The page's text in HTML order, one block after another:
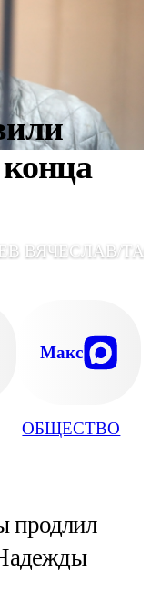
ОБЩЕСТВО
ВЯЧЕСЛАВ/
Макс
продлил